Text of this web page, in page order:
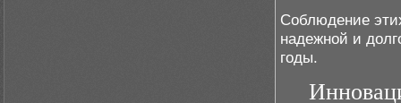
Соблюдение
надежной и
годы.